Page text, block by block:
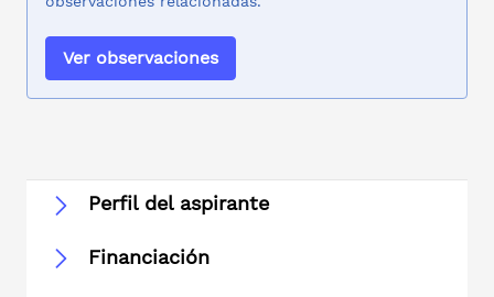
Ver observaciones
Perfil del aspirante
Financiación